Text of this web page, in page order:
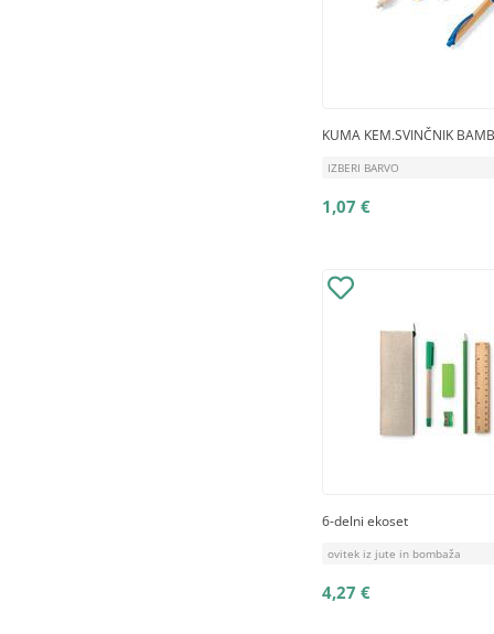
ponudbe
KUMA KEM.SVINČNIK
IZBERI BARVO
1,07 €
6-delni ekoset
ovitek iz jute in bombaža
4,27 €